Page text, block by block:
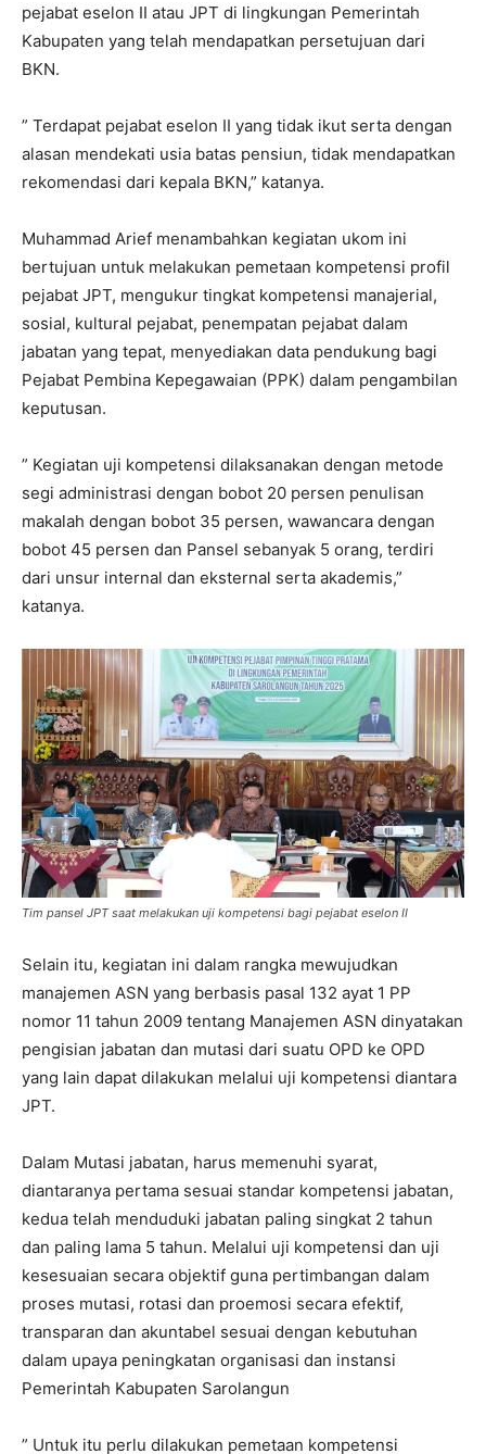
pejabat eselon II atau JPT di lingkungan Pemerintah
Kabupaten yang telah mendapatkan persetujuan dari
BKN.
” Terdapat pejabat eselon II yang tidak ikut serta dengan
alasan mendekati usia batas pensiun, tidak mendapatkan
rekomendasi dari kepala BKN,” katanya.
Muhammad Arief menambahkan kegiatan ukom ini
bertujuan untuk melakukan pemetaan kompetensi profil
pejabat JPT, mengukur tingkat kompetensi manajerial,
sosial, kultural pejabat, penempatan pejabat dalam
jabatan yang tepat, menyediakan data pendukung bagi
Pejabat Pembina Kepegawaian (PPK) dalam pengambilan
keputusan.
” Kegiatan uji kompetensi dilaksanakan dengan metode
segi administrasi dengan bobot 20 persen penulisan
makalah dengan bobot 35 persen, wawancara dengan
bobot 45 persen dan Pansel sebanyak 5 orang, terdiri
dari unsur internal dan eksternal serta akademis,”
katanya.
Tim pansel JPT saat melakukan uji kompetensi bagi pejabat eselon II
Selain itu, kegiatan ini dalam rangka mewujudkan
manajemen ASN yang berbasis pasal 132 ayat 1 PP
nomor 11 tahun 2009 tentang Manajemen ASN dinyatakan
pengisian jabatan dan mutasi dari suatu OPD ke OPD
yang lain dapat dilakukan melalui uji kompetensi diantara
JPT.
Dalam Mutasi jabatan, harus memenuhi syarat,
diantaranya pertama sesuai standar kompetensi jabatan,
kedua telah menduduki jabatan paling singkat 2 tahun
dan paling lama 5 tahun. Melalui uji kompetensi dan uji
kesesuaian secara objektif guna pertimbangan dalam
proses mutasi, rotasi dan proemosi secara efektif,
transparan dan akuntabel sesuai dengan kebutuhan
dalam upaya peningkatan organisasi dan instansi
Pemerintah Kabupaten Sarolangun
” Untuk itu perlu dilakukan pemetaan kompetensi